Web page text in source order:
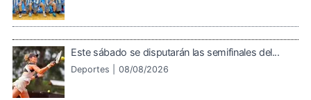
Este sábado se disputarán las semifinales del...
Deportes | 08/08/2026